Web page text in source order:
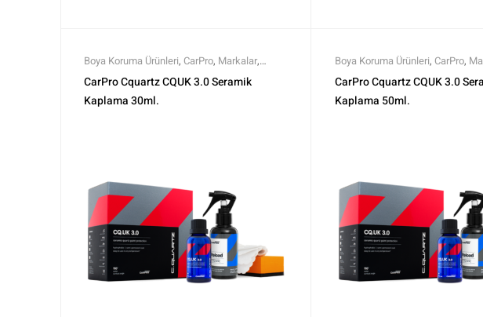
Boya Koruma Ürünleri, CarPro, Markalar,
Profesyonel Seramikler,Seramik Boya
Koruma,Tüm Ürünler
CarPro Cquartz CQUK 3.0 Seramik
Kaplama 30ml.
Boya Koruma Ürünleri, CarPro,
Profesyonel Seramikler,Seramik
Koruma,Tüm Ürünler
CarPro Cquartz CQUK 3.0
Kaplama 50ml.